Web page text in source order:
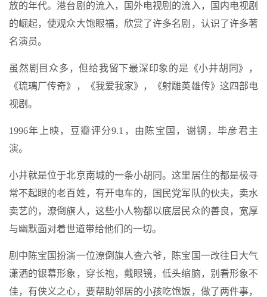
放的年代。港台剧的流入，国外电视剧的流入，国内电视剧
的崛起，使观众大饱眼福，欣赏了许多名剧，认识了许多著
名演员。
虽然剧目众多，但给我留下最深印象的是《小井胡同》，
《琉璃厂传奇》，《我爱我家》，《射雕英雄传》这四部电
视剧。
1996年上映，豆瓣评分9.1，由陈宝国，谢钢，毕彦君主
演。
小井就是位于北京南城的一条小胡同。这里居住的都是极寻
常不起眼的老百姓，有开电车的，国民党军队的伙夫，卖水
卖艺的，潦倒旗人，这些小人物都以底层民众的善良，宽厚
与幽默面对着世道带给他们的一切。
剧中陈宝国扮演一位潦倒旗人查六爷，陈宝国一改往日大气
潇洒的银幕形象，穿长袍，戴眼镜，低头缩脑，别看形象不
佳，有侠义之心，要帮助邻居的小孩吃饱饭，做了两件事，